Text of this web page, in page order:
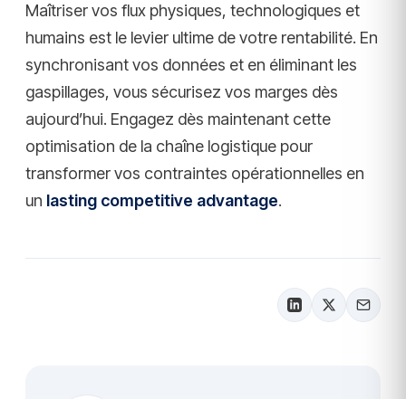
Maîtriser vos flux physiques, technologiques et
humains est le levier ultime de votre rentabilité. En
synchronisant vos données et en éliminant les
gaspillages, vous sécurisez vos marges dès
aujourd’hui. Engagez dès maintenant cette
optimisation de la chaîne logistique pour
transformer vos contraintes opérationnelles en
un lasting competitive advantage.